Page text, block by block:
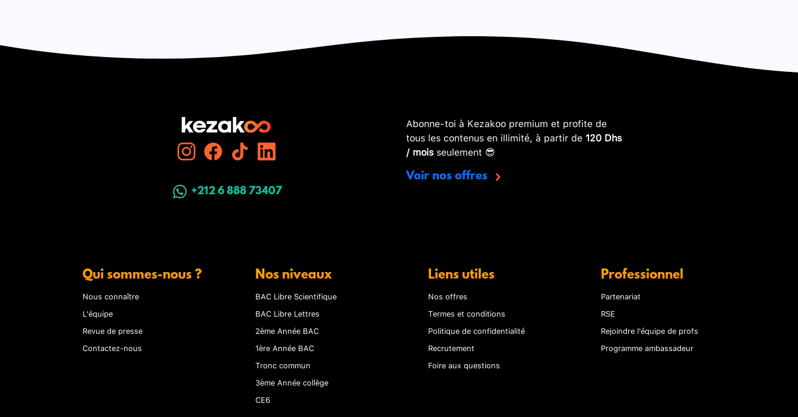
+212 6 888 73407
Abonne-toi à Kezakoo premium et profite de
tous les contenus en illimité, à partir de 120 Dhs
/ moisseulement 😎
Voir nos offres
Qui sommes-nous ?
Nous connaître
L'équipe
Revue de presse
Contactez-nous
Nos niveaux
BAC Libre Scientifique
BAC Libre Lettres
2ème Année BAC
1ère Année BAC
Tronc commun
3ème Année collège
CE6
Liens utiles
Nos offres
Termes et conditions
Politique de confidentialité
Recrutement
Foire aux questions
Professionnel
Partenariat
RSE
Rejoindre l'équipe de profs
Programme ambassadeur